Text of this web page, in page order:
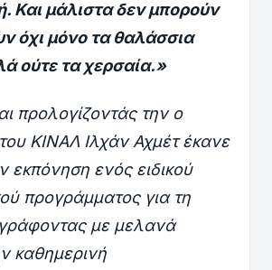
Και μάλιστα δεν μπορούν
όχι μόνο τα θαλάσσια
ούτε τα χερσαία.»
προλογίζοντάς την ο
ΚΙΝΑΛ Ιλχάν Αχμέτ έκανε
εκπόνηση ενός ειδικού
προγράμματος για τη
με μελανά
καθημερινή